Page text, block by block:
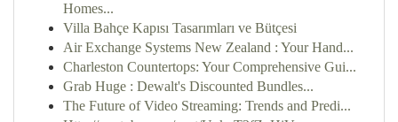
Homes...
Villa Bahçe Kapısı Tasarımları ve Bütçesi
Air Exchange Systems New Zealand : Your Hand...
Charleston Countertops: Your Comprehensive Gui...
Grab Huge : Dewalt's Discounted Bundles...
The Future of Video Streaming: Trends and Predi...